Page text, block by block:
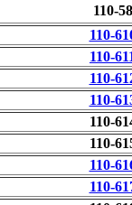
110-58
110-
110-
110-
110-
110-
110-
110-
110-